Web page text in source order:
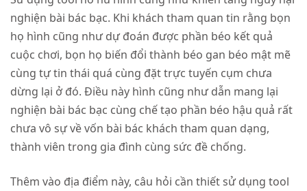
nghiện bài bác bạc. Khi khách tham quan tin rằng bọn
họ hình cũng như dự đoán được phần béo kết quả
cuộc chơi, bọn họ biến đổi thành béo gan béo mật mẽ
cùng tự tin thái quá cùng đặt trực tuyến cụm chưa
dừng lại ở đó. Điều này hình cũng như dẫn mang lại
nghiện bài bác bạc cùng chế tạo phần béo hậu quả rất
chưa vô sự về vốn bài bác khách tham quan dạng,
thành viên trong gia đình cùng sức đề chống.
Thêm vào địa điểm này, câu hỏi cần thiết sử dụng tool